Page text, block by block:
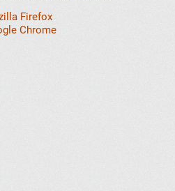
Firefox
Chrome